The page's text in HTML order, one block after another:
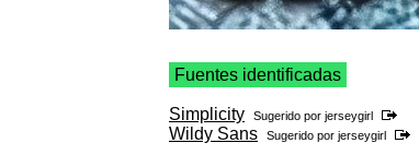
Fuentes identificadas
Simplicity Sugerido por jerseygirl
Wildy Sans Sugerido por jerseygirl